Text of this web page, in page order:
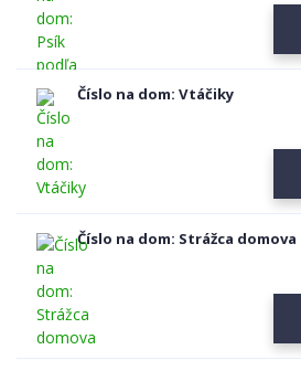
Číslo na dom: Vtáčiky
Číslo na dom: Strážca domova